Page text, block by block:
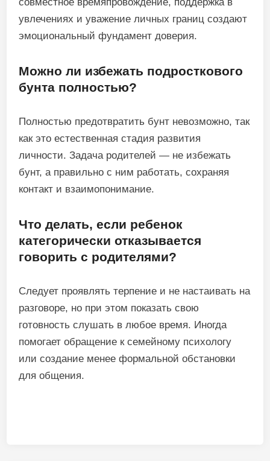
увлечениях и уважение личных границ создают
эмоциональный фундамент доверия.
Можно ли избежать подросткового
бунта полностью?
Полностью предотвратить бунт невозможно, так
как это естественная стадия развития
личности. Задача родителей — не избежать
бунт, а правильно с ним работать, сохраняя
контакт и взаимопонимание.
Что делать, если ребенок
категорически отказывается
говорить с родителями?
Следует проявлять терпение и не настаивать на
разговоре, но при этом показать свою
готовность слушать в любое время. Иногда
помогает обращение к семейному психологу
или создание менее формальной обстановки
для общения.